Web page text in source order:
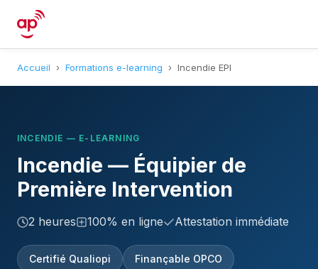
Accueil › Formations e-learning › Incendie EPI
INCENDIE — E-LEARNING
Incendie — Équipier de
Première Intervention
2 heures 100% en ligne Attestation immédiate
Certifié Qualiopi Finançable OPCO